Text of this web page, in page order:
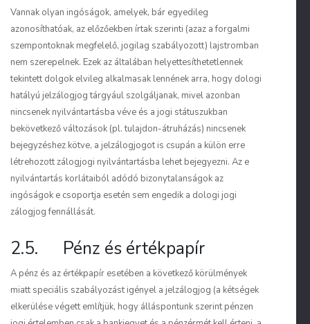
Vannak olyan ingóságok, amelyek, bár egyedileg
azonosíthatóak, az előzőekben írtak szerinti (azaz a forgalmi
szempontoknak megfelelő, jogilag szabályozott) lajstromban
nem szerepelnek. Ezek az általában helyettesíthetetlennek
tekintett dolgok elvileg alkalmasak lennének arra, hogy dologi
hatályú jelzálogjog tárgyául szolgáljanak, mivel azonban
nincsenek nyilvántartásba véve és a jogi státuszukban
bekövetkező változások (pl. tulajdon-átruházás) nincsenek
bejegyzéshez kötve, a jelzálogjogot is csupán a külön erre
létrehozott zálogjogi nyilvántartásba lehet bejegyezni. Az e
nyilvántartás korlátaiból adódó bizonytalanságok az
ingóságok e csoportja esetén sem engedik a dologi jogi
zálogjog fennállását.
2.5. Pénz és értékpapír
A pénz és az értékpapír esetében a következő körülmények
miatt speciális szabályozást igényel a jelzálogjog (a kétségek
elkerülése végett említjük, hogy álláspontunk szerint pénzen